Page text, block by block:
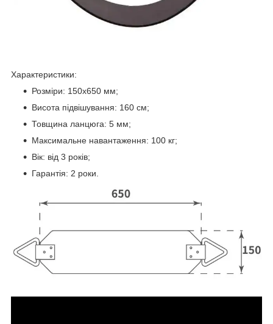
Характеристики:
Розміри: 150х650 мм;
Висота підвішування: 160 см;
Товщина ланцюга: 5 мм;
Максимальне навантаження: 100 кг;
Вік: від 3 років;
Гарантія: 2 роки.